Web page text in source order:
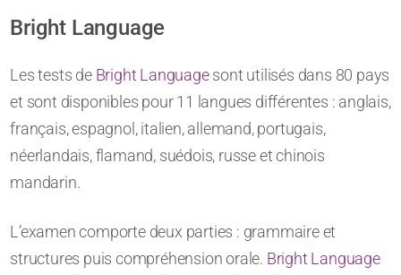
Bright Language
Les tests de Bright Languagesont utilisés dans 80 pays
et sont disponibles pour 11 langues différentes : anglais,
français, espagnol, italien, allemand, portugais,
néerlandais, flamand, suédois, russe et chinois
mandarin.
L’examen comporte deux parties : grammaire et
structures puis compréhension orale. Bright Language